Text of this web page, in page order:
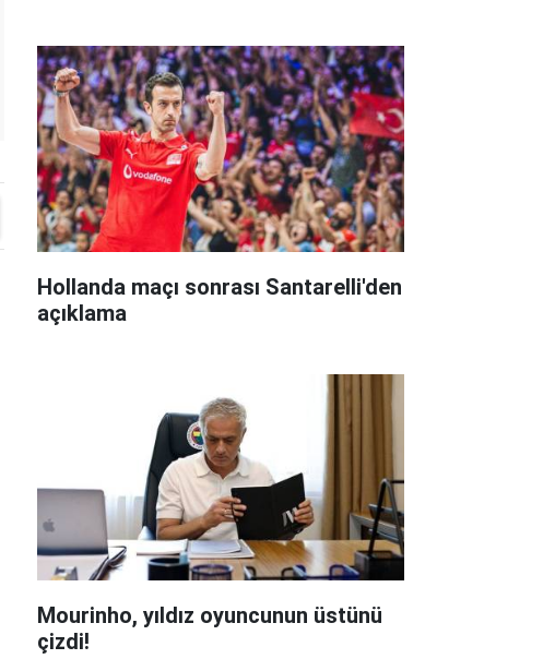
Hollanda maçı sonrası Santarelli'den
açıklama
Mourinho, yıldız oyuncunun üstünü
çizdi!